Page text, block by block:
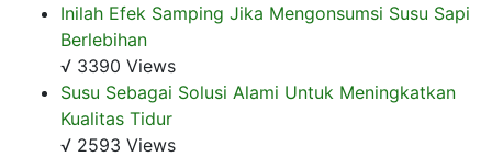
Inilah Efek Samping Jika Mengonsumsi Susu Sapi
Berlebihan
√ 3390 Views
Susu Sebagai Solusi Alami Untuk Meningkatkan
Kualitas Tidur
√ 2593 Views